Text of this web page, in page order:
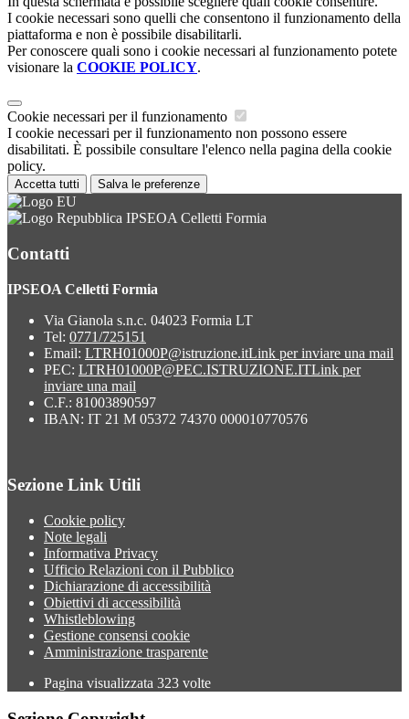
I cookie necessari sono quelli che consentono il funzionamento della
piattaforma e non è possibile disabilitarli.
Per conoscere quali sono i cookie necessari al funzionamento potete
visionare la COOKIE POLICY.
Cookie necessari per il funzionamento
I cookie necessari per il funzionamento non possono essere
disabilitati. È possibile consultare l'elenco nella pagina della cookie
policy.
Accetta tutti Salva le preferenze
IPSEOA Celletti Formia
Contatti
IPSEOA Celletti Formia
Via Gianola s.n.c. 04023 Formia LT
Tel: 0771/725151
Email: LTRH01000P@istruzione.itLink per inviare una mail
PEC: LTRH01000P@PEC.ISTRUZIONE.ITLink per
inviare una mail
C.F.: 81003890597
IBAN: IT 21 M 05372 74370 000010770576
Sezione Link Utili
Cookie policy
Note legali
Informativa Privacy
Ufficio Relazioni con il Pubblico
Dichiarazione di accessibilità
Obiettivi di accessibilità
Whistleblowing
Gestione consensi cookie
Amministrazione trasparente
Pagina visualizzata 323 volte